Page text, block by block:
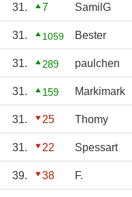
31. 7 SamilG
31. 1059 Bester
31. 289 paulchen
31. 159 Markimark
31. 25 Thomy
31. 22 Spessart
39. 38 F.